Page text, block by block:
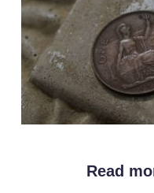
Read